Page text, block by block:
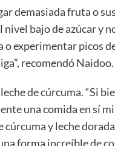
demasiada fruta o
nivel bajo de azúcar y
o experimentar picos
recomendó Naidoo.
de cúrcuma. “Si
una comida en sí
cúrcuma y leche
forma increíble de